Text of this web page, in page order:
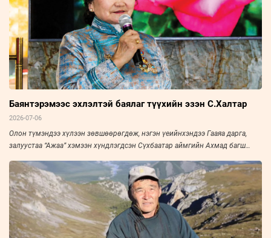
Баянтэрэмээс эхлэлтэй баялаг түүхийн эзэн С.Халтар
2026-07-06
Олон түмэндээ хүлээн зөвшөөрөгдөж, нэгэн үеийнхэндээ Гааяа дарга,
залуустаа “Ажаа” хэмээн хүндлэгдсэн Сүхбаатар аймгийн Ахмад багш
“Зууны мэдээ” сонин “Амьдралын тойрог” буландаа урьж, ярилцлаа. Эрч
хүч дүүрэн амьдарсан эрхэм хүний ярианаас улс, орны нийгэм, эдийн
засаг, улс төрийн амьдралын нэгэн үе ихэд тодхон харагдана.